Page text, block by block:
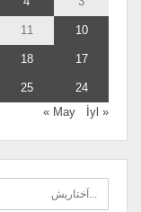
10
11
17
18
24
25
« May
İyl »